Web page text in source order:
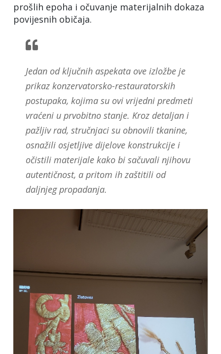
prošlih epoha i očuvanje materijalnih dokaza
povijesnih običaja.
Jedan od ključnih aspekata ove izložbe je
prikaz konzervatorsko-restauratorskih
postupaka, kojima su ovi vrijedni predmeti
vraćeni u prvobitno stanje. Kroz detaljan i
pažljiv rad, stručnjaci su obnovili tkanine,
osnažili osjetljive dijelove konstrukcije i
očistili materijale kako bi sačuvali njihovu
autentičnost, a pritom ih zaštitili od
daljnjeg propadanja.